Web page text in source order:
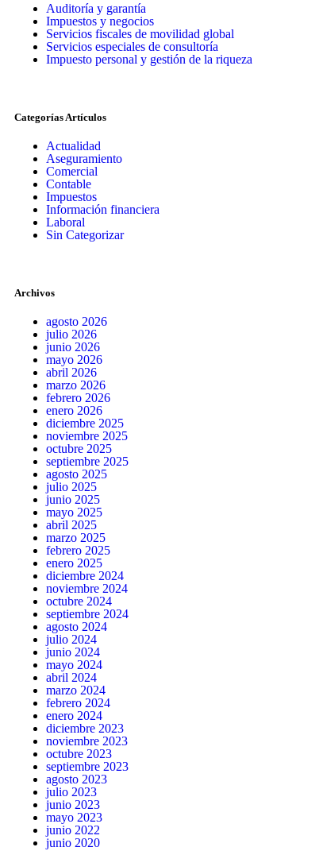
Auditoría y garantía
Impuestos y negocios
Servicios fiscales de movilidad global
Servicios especiales de consultoría
Impuesto personal y gestión de la riqueza
Categorías Artículos
Actualidad
Aseguramiento
Comercial
Contable
Impuestos
Información financiera
Laboral
Sin Categorizar
Archivos
agosto 2026
julio 2026
junio 2026
mayo 2026
abril 2026
marzo 2026
febrero 2026
enero 2026
diciembre 2025
noviembre 2025
octubre 2025
septiembre 2025
agosto 2025
julio 2025
junio 2025
mayo 2025
abril 2025
marzo 2025
febrero 2025
enero 2025
diciembre 2024
noviembre 2024
octubre 2024
septiembre 2024
agosto 2024
julio 2024
junio 2024
mayo 2024
abril 2024
marzo 2024
febrero 2024
enero 2024
diciembre 2023
noviembre 2023
octubre 2023
septiembre 2023
agosto 2023
julio 2023
junio 2023
mayo 2023
junio 2022
junio 2020